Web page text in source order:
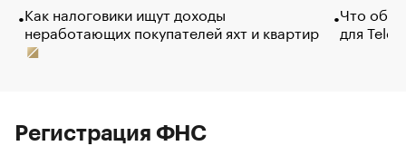
Как налоговики ищут доходы
неработающих покупателей яхт и квартир
Что
для
Регистрация ФНС